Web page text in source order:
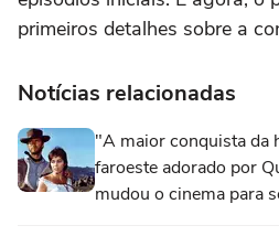
primeiros detalhes sobre a
Notícias relacionadas
"A maior conquista da
faroeste adorado por
mudou o cinema para